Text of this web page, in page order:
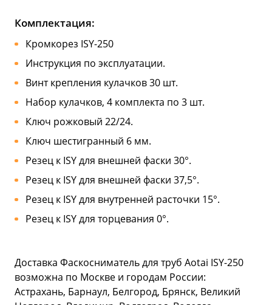
Комплектация:
Кромкорез ISY-250
Инструкция по эксплуатации.
Винт крепления кулачков 30 шт.
Набор кулачков, 4 комплекта по 3 шт.
Ключ рожковый 22/24.
Ключ шестигранный 6 мм.
Резец к ISY для внешней фаски 30°.
Резец к ISY для внешней фаски 37,5°.
Резец к ISY для внутренней расточки 15°.
Резец к ISY для торцевания 0°.
Доставка Фаскосниматель для труб Aotai ISY-250
возможна по Москве и городам России:
Астрахань, Барнаул, Белгород, Брянск, Великий